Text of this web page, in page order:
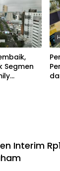
Segmen
Interim